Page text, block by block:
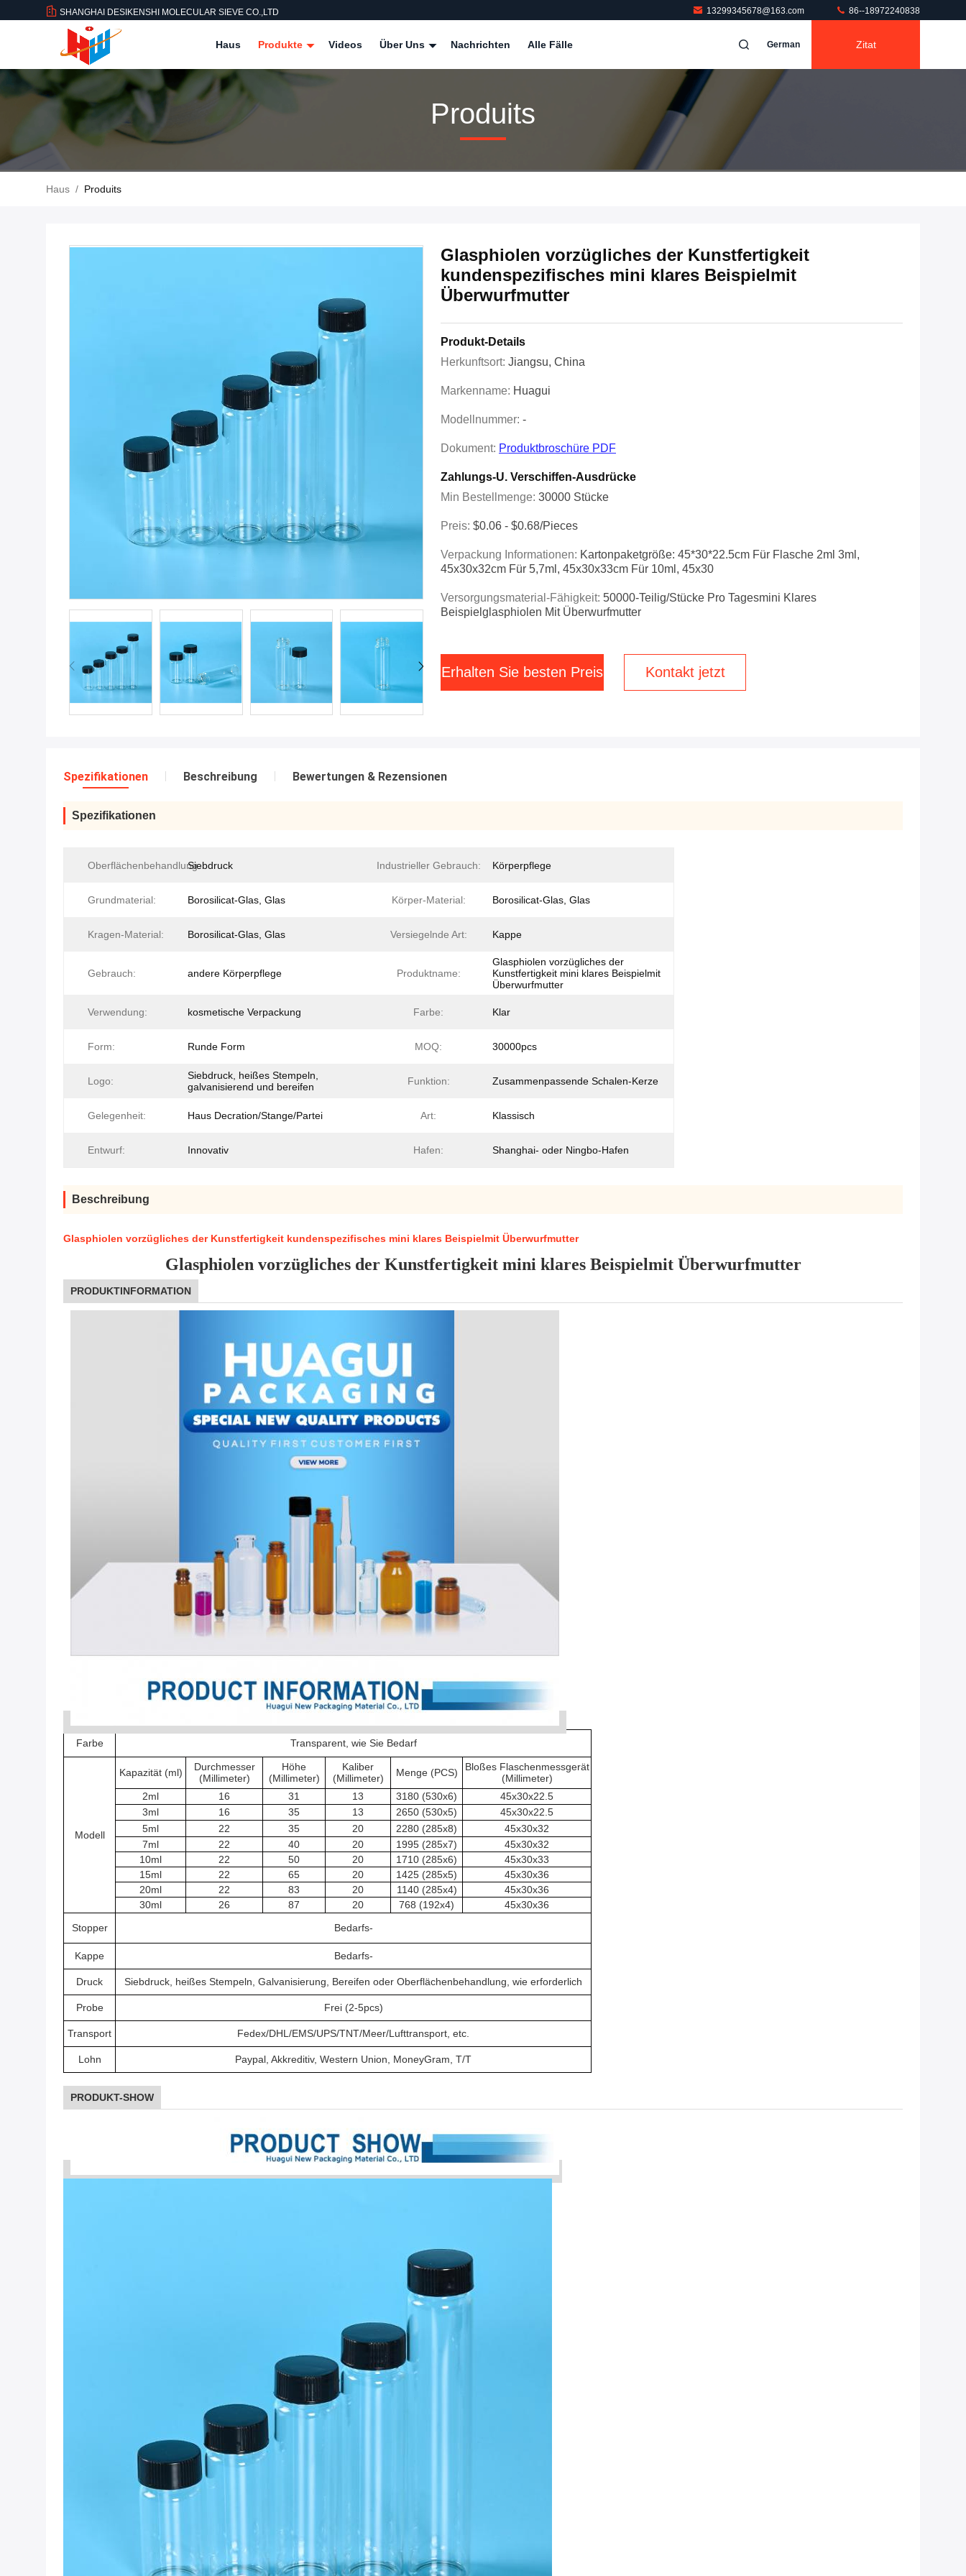
SHANGHAI DESIKENSHI MOLECULAR SIEVE CO.,LTD 13299345678@163.com 86--18972240838
Haus Produkte Videos Über Uns Nachrichten Alle Fälle German Zitat
Produits
Haus / Produits
Glasphiolen vorzügliches der Kunstfertigkeit
kundenspezifisches mini klares Beispielmit
Überwurfmutter
Produkt-Details
Herkunftsort: Jiangsu, China
Markenname: Huagui
Modellnummer: -
Dokument: Produktbroschüre PDF
Zahlungs-U. Verschiffen-Ausdrücke
Min Bestellmenge: 30000 Stücke
Preis: $0.06 - $0.68/pieces
Verpackung Informationen: Kartonpaketgröße: 45*30*22.5cm Für Flasche 2ml 3ml,
45x30x32cm Für 5,7ml, 45x30x33cm Für 10ml, 45x30
Versorgungsmaterial-Fähigkeit: 50000-Teilig/Stücke Pro Tagesmini Klares
Beispielglasphiolen Mit Überwurfmutter
Erhalten Sie besten Preis Kontakt jetzt
Spezifikationen Beschreibung Bewertungen & Rezensionen
Spezifikationen
Oberflächenbehandlung:Siebdruck Industrieller Gebrauch: Körperpflege
Grundmaterial: Borosilicat-Glas, Glas Körper-Material: Borosilicat-Glas, Glas
Kragen-Material: Borosilicat-Glas, Glas Versiegelnde Art: Kappe
Gebrauch: andere Körperpflege Produktname:
Glasphiolen vorzügliches der
Kunstfertigkeit mini klares Beispielmit
Überwurfmutter
Verwendung: kosmetische Verpackung Farbe: Klar
Form: Runde Form MOQ: 30000pcs
Logo:
Siebdruck, heißes Stempeln,
galvanisierend und bereifen
Funktion: Zusammenpassende Schalen-Kerze
Gelegenheit: Haus Decration/Stange/Partei Art: Klassisch
Entwurf: Innovativ Hafen: Shanghai- oder Ningbo-Hafen
Beschreibung
Glasphiolen vorzügliches der Kunstfertigkeit kundenspezifisches mini klares Beispielmit Überwurfmutter
Glasphiolen vorzügliches der Kunstfertigkeit mini klares Beispielmit Überwurfmutter
PRODUKTINFORMATION
Farbe Transparent, wie Sie Bedarf
Modell
Kapazität (ml)
Durchmesser
(Millimeter)
Höhe
(Millimeter)
Kaliber
(Millimeter)
Menge (PCS)
Bloßes Flaschenmessgerät
(Millimeter)
2ml
16 31 13 3180 (530x6)
45x30x22.5
3ml
16 35 13 2650 (530x5)
45x30x22.5
5ml
22 35 20 2280 (285x8)
45x30x32
7ml
22 40 20 1995 (285x7)
45x30x32
10ml
22 50 20 1710 (285x6)
45x30x33
15ml
22 65 20 1425 (285x5)
45x30x36
20ml
22 83 20 1140 (285x4)
45x30x36
30ml
26 87 20 768 (192x4)
45x30x36
Stopper
Bedarfs-
Kappe Bedarfs-
Druck Siebdruck, heißes Stempeln, Galvanisierung, Bereifen oder Oberflächenbehandlung, wie erforderlich
Probe Frei (2-5pcs)
Transport Fedex/DHL/EMS/UPS/TNT/Meer/Lufttransport, etc.
Lohn Paypal, Akkreditiv, Western Union, MoneyGram, T/T
PRODUKT-SHOW